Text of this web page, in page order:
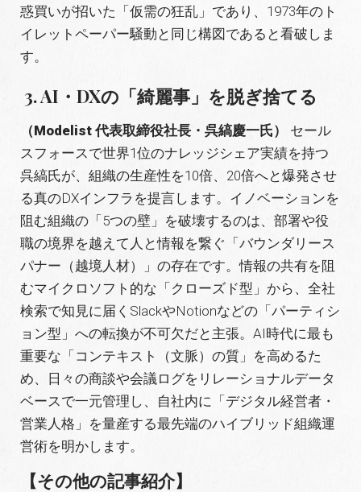
惑買いが招いた「仮需の狂乱」であり、1973年のト
イレットペーパー騒動と同じ構図であると看破しま
す。
3. AI・DXの「綺麗事」を脱ぎ捨てる
（Modelist 代表取締役社長・呉縞慶一氏）
セール
スフォースで世界1位のナレッジシェア実績を持つ
呉縞氏が、組織の生産性を10倍、20倍へと爆発させ
る真のDXインフラを提言します。イノベーションを
阻む組織の「5つの壁」を破壊するのは、部署や役
職の境界を越えて人と情報を繋ぐ「バウンダリース
パナー（越境人材）」の存在です。情報の共有を阻
むマイクロソフト的な「クローズド型」から、全社
検索で知見に届くSlackやNotionなどの「パーティシ
ョン型」への転換が不可欠だと主張。AI時代に最も
重要な「コンテキスト（文脈）の質」を高めるた
め、日々の商談や会議ログをリレーショナルデータ
ベースで一元管理し、自社内に「デジタル経営者・
営業人格」を量産する最先端のハイブリッド組織運
営術を明かします。
【その他の記事紹介】